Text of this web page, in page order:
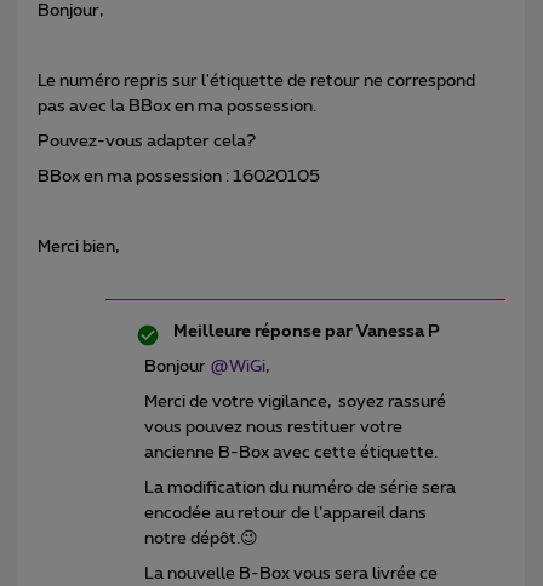
Bonjour,
Le numéro repris sur l'étiquette de retour ne correspond
pas avec la BBox en ma possession.
Pouvez-vous adapter cela?
BBox en ma possession : 16020105
Merci bien,
Meilleure réponse par Vanessa P
Bonjour @WiGi,
Merci de votre vigilance, soyez rassuré
vous pouvez nous restituer votre
ancienne B-Box avec cette étiquette.
La modification du numéro de série sera
encodée au retour de l’appareil dans
notre dépôt.😉
La nouvelle B-Box vous sera livrée ce